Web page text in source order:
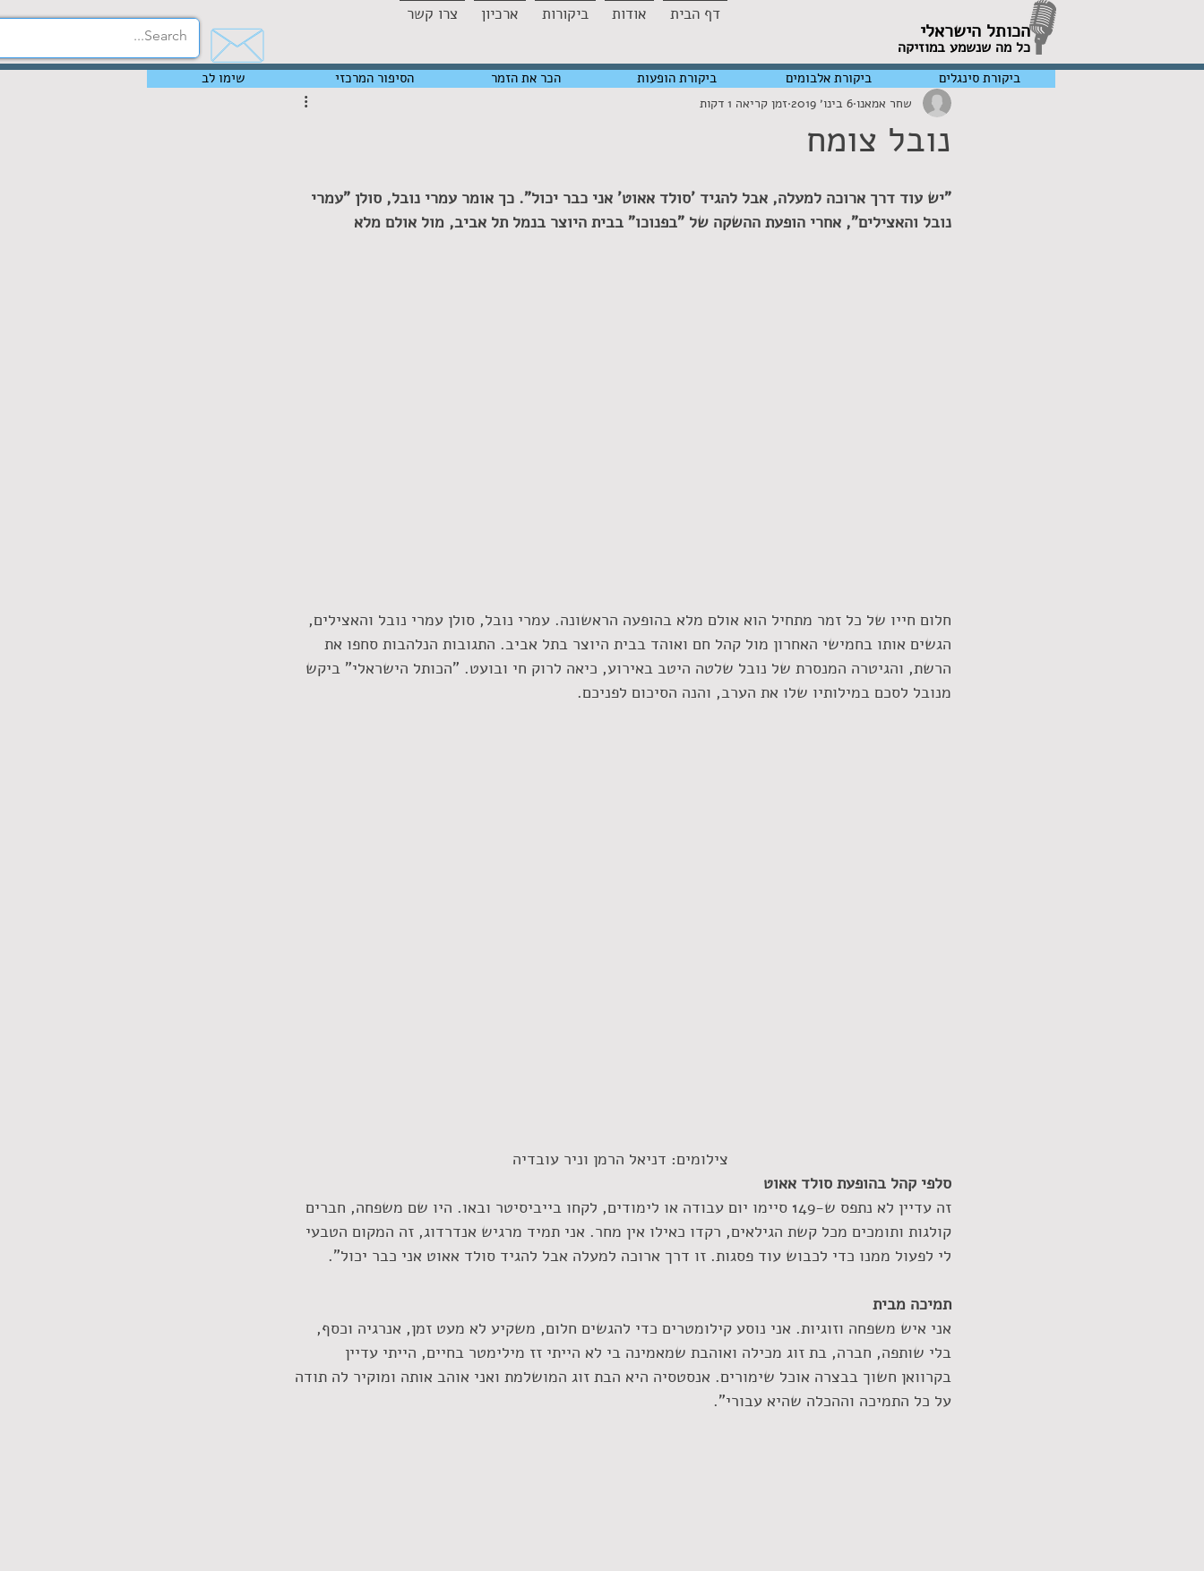
הכותל הישראלי
כל מה שנשמע במוזיקה
דף הבית אודות ביקורות ארכיון צרו קשר
נובל צומח
שחר אמאנו 6 בינו׳ 2019 זמן קריאה 1 דקות
"יש עוד דרך ארוכה למעלה, אבל להגיד 'סולד אאוט' אני כבר יכול". כך אומר עמרי נובל, סולן "עמרי
נובל והאצילים", אחרי הופעת ההשקה של "בפנוכו" בבית היוצר בנמל תל אביב, מול אולם מלא
חלום חייו של כל זמר מתחיל הוא אולם מלא בהופעה הראשונה. עמרי נובל, סולן עמרי נובל והאצילים,
הגשים אותו בחמישי האחרון מול קהל חם ואוהד בבית היוצר בתל אביב. התגובות הנלהבות סחפו את
הרשת, והגיטרה המנסרת של נובל שלטה היטב באירוע, כיאה לרוק חי ובועט. "הכותל הישראלי" ביקש
מנובל לסכם במילותיו שלו את הערב, והנה הסיכום לפניכם.
צילומים: דניאל הרמן וניר עובדיה
סלפי קהל בהופעת סולד אאוט
זה עדיין לא נתפס ש-149 סיימו יום עבודה או לימודים, לקחו בייביסיטר ובאו. היו שם משפחה, חברים
קולגות ותומכים מכל קשת הגילאים, רקדו כאילו אין מחר. אני תמיד מרגיש אנדרדוג, זה המקום הטבעי
לי לפעול ממנו כדי לכבוש עוד פסגות. זו דרך ארוכה למעלה אבל להגיד סולד אאוט אני כבר יכול".
תמיכה מבית
אני איש משפחה וזוגיות. אני נוסע קילומטרים כדי להגשים חלום, משקיע לא מעט זמן, אנרגיה וכסף,
בלי שותפה, חברה, בת זוג מכילה ואוהבת שמאמינה בי לא הייתי זז מילימטר בחיים, הייתי עדיין
בקרוואן חשוך בבצרה אוכל שימורים. אנסטסיה היא הבת זוג המושלמת ואני אוהב אותה ומוקיר לה תודה
על כל התמיכה וההכלה שהיא עבורי".
שימו לב הסיפור המרכזי הכר את הזמר ביקורת הופעות ביקורת אלבומים ביקורת סינגלים